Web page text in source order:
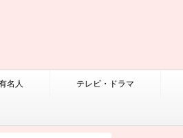
名人 テレビ・ドラマ